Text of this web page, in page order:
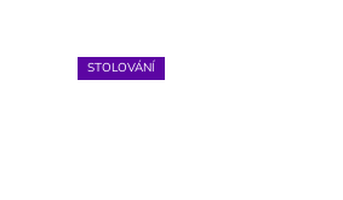
STOLOVÁNÍ